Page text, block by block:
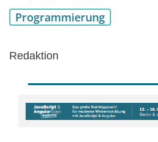
Programmierung
Redaktion